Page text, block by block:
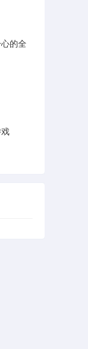
支持
运算
出，
的全